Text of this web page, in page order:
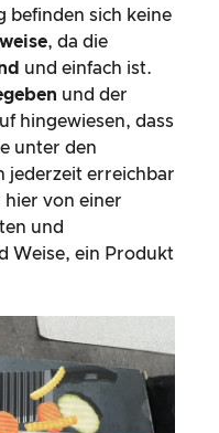
befinden sich keine
, da die
und einfach ist.
und der
hingewiesen, dass
unter den
jederzeit erreichbar
hier von einer
und
Weise, ein Produkt